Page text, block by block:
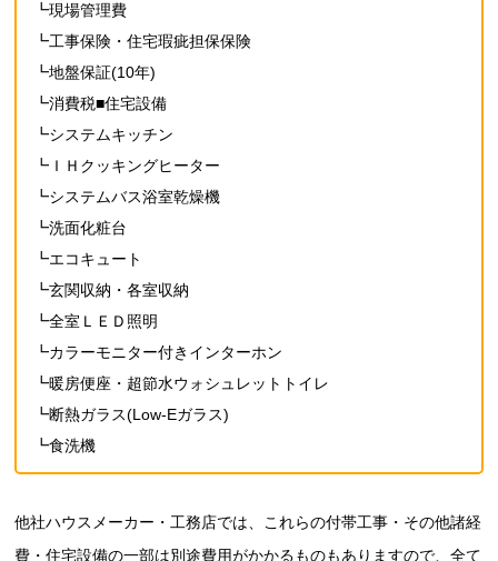
┗現場管理費
┗工事保険・住宅瑕疵担保保険
┗地盤保証(10年)
┗消費税■住宅設備
┗システムキッチン
┗ＩＨクッキングヒーター
┗システムバス浴室乾燥機
┗洗面化粧台
┗エコキュート
┗玄関収納・各室収納
┗全室ＬＥＤ照明
┗カラーモニター付きインターホン
┗暖房便座・超節水ウォシュレットトイレ
┗断熱ガラス(Low-Eガラス)
┗食洗機
他社ハウスメーカー・工務店では、これらの付帯工事・その他諸経
費・住宅設備の一部は別途費用がかかるものもありますので、全て